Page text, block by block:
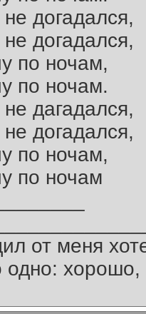
догадался,
догадался,
по ночам,
по ночам.
дагадался,
догадался,
по ночам,
по ночам
от меня
одно: